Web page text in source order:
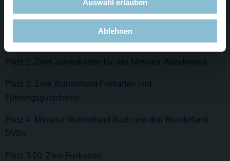
Auswahl erlauben
Ablehnen
Platz 1: Wochenendreise für vier Personen, inkl. zwei
Platz 2: Zwei Jahreskarten für das Miniatur Wunderland
Platz 3: Zwei Wunderland-Freikarten und
Führungsgutscheine
Platz 4: Miniatur Wunderland Buch und drei Wunderland-
DVDs
Platz 5-20: Zwei Freikarten